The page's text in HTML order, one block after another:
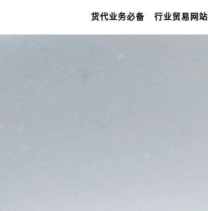
货代业务必备 行业贸易网站